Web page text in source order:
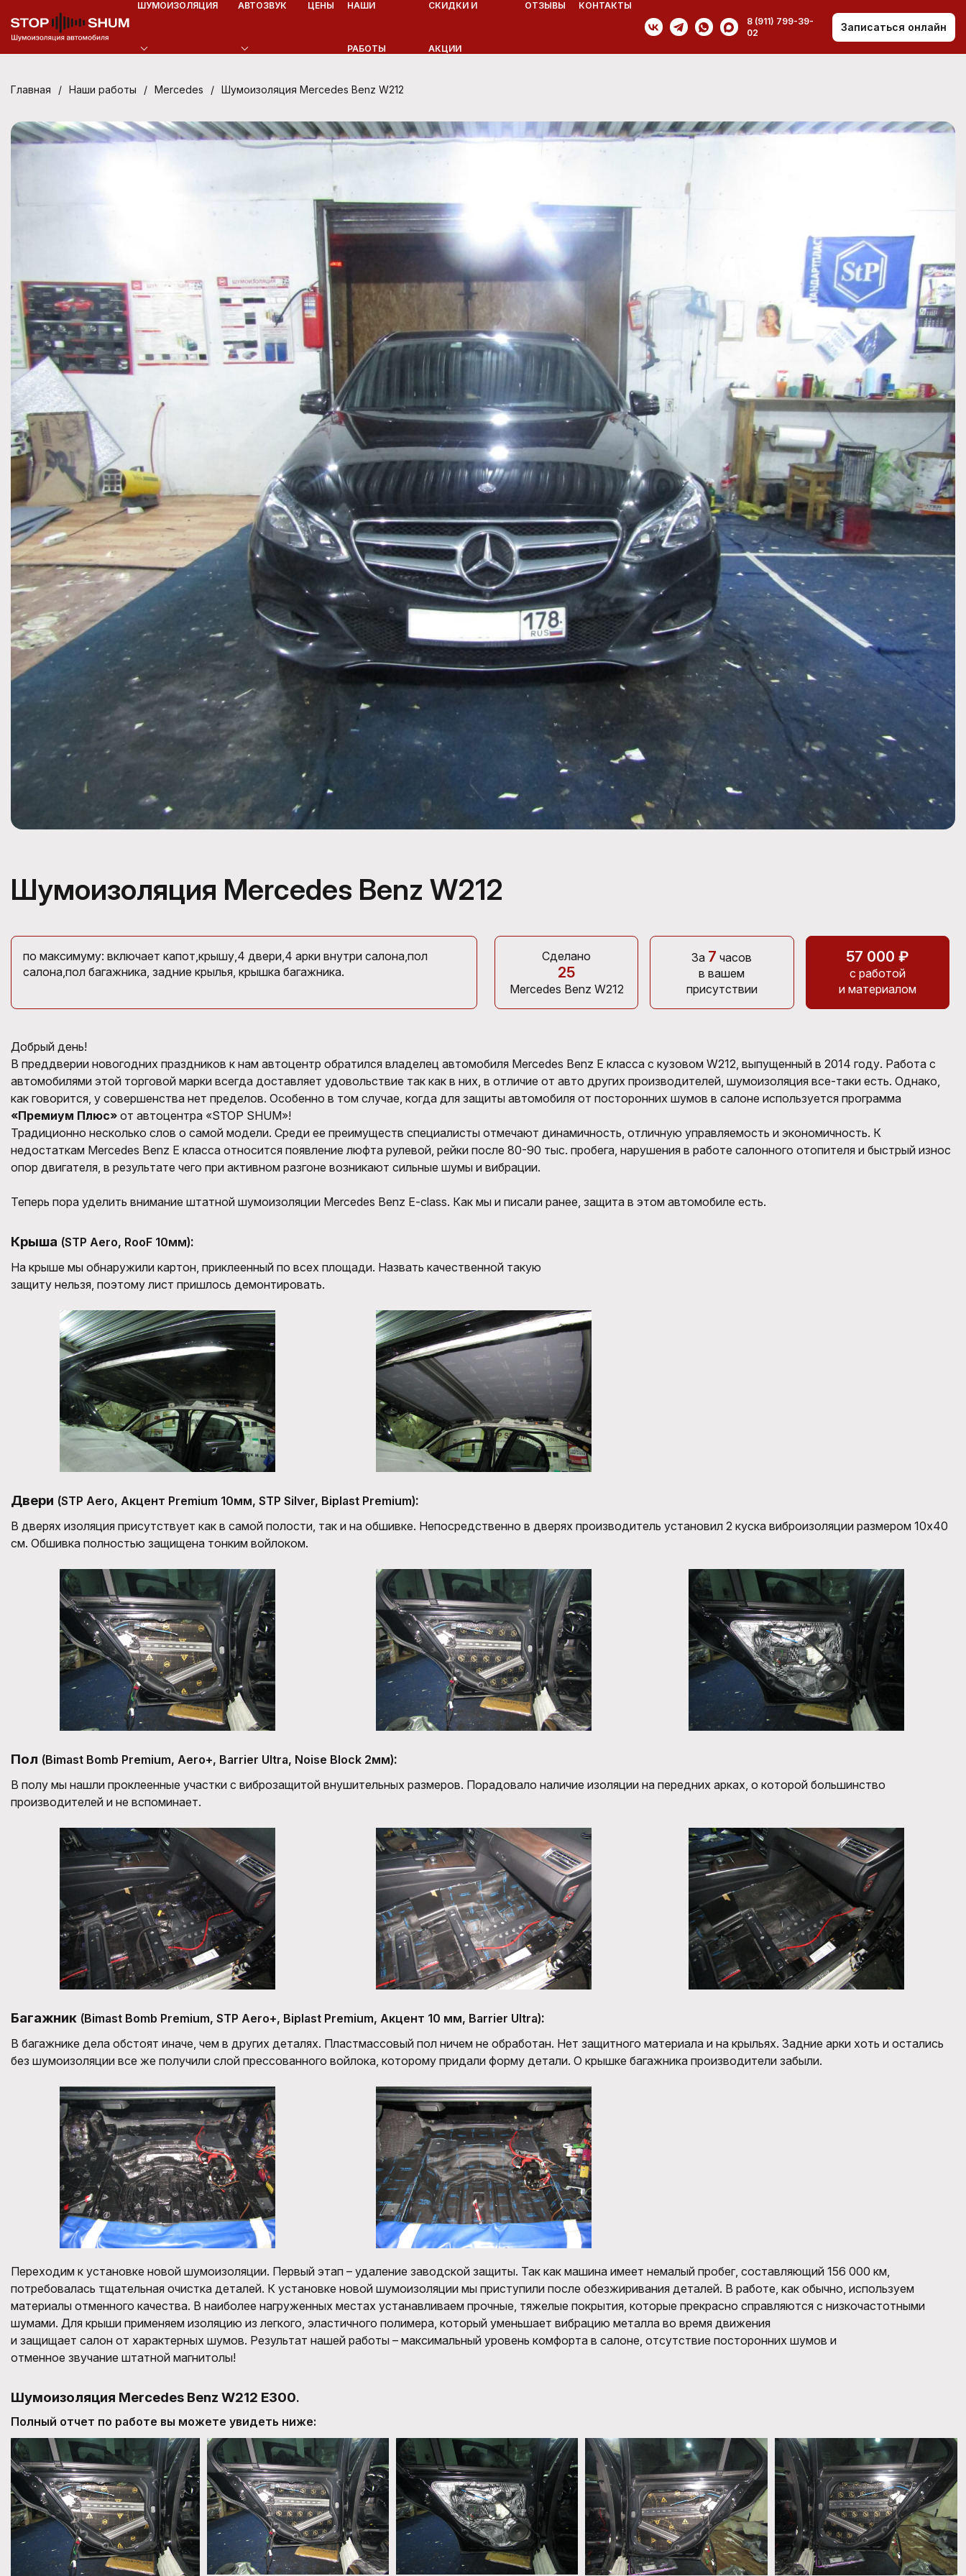
ШУМОИЗОЛЯЦИЯ АВТОЗВУК ЦЕНЫ НАШИ
РАБОТЫ
СКИДКИ И
АКЦИИ
ОТЗЫВЫ
КОНТАКТЫ
8 (911) 799-39-
02
Записаться онлайн
Главная / Наши работы / Mercedes / Шумоизоляция Mercedes Benz W212
Шумоизоляция Mercedes Benz W212
по максимуму: включает капот,крышу,4 двери,4 арки внутри салона,пол
салона,пол багажника, задние крылья, крышка багажника.
Сделано
25
Mercedes Benz W212
За 7 часов
в вашем
присутствии
57 000 ₽
с работой
и материалом
Добрый день!
В преддверии новогодних праздников к нам автоцентр обратился владелец автомобиля Mercedes Benz E класса с кузовом W212, выпущенный в 2014 году. Работа с
автомобилями этой торговой марки всегда доставляет удовольствие так как в них, в отличие от авто других производителей, шумоизоляция все-таки есть. Однако,
как говорится, у совершенства нет пределов. Особенно в том случае, когда для защиты автомобиля от посторонних шумов в салоне используется программа
«Премиум Плюс» от автоцентра «STOP SHUM»!
Традиционно несколько слов о самой модели. Среди ее преимуществ специалисты отмечают динамичность, отличную управляемость и экономичность. К
недостаткам Mercedes Benz E класса относится появление люфта рулевой, рейки после 80-90 тыс. пробега, нарушения в работе салонного отопителя и быстрый износ
опор двигателя, в результате чего при активном разгоне возникают сильные шумы и вибрации.
Теперь пора уделить внимание штатной шумоизоляции Mercedes Benz E-class. Как мы и писали ранее, защита в этом автомобиле есть.
Крыша (STP Aero, RooF 10мм):
На крыше мы обнаружили картон, приклеенный по всех площади. Назвать качественной такую
защиту нельзя, поэтому лист пришлось демонтировать.
Двери (STP Aero, Акцент Premium 10мм, STP Silver, Biplast Premium):
В дверях изоляция присутствует как в самой полости, так и на обшивке. Непосредственно в дверях производитель установил 2 куска виброизоляции размером 10х40
см. Обшивка полностью защищена тонким войлоком.
Пол (Bimast Bomb Premium, Aero+, Barrier Ultra, Noise Block 2мм):
В полу мы нашли проклеенные участки с виброзащитой внушительных размеров. Порадовало наличие изоляции на передних арках, о которой большинство
производителей и не вспоминает.
Багажник (Bimast Bomb Premium, STP Aero+, Biplast Premium, Акцент 10 мм, Barrier Ultra):
В багажнике дела обстоят иначе, чем в других деталях. Пластмассовый пол ничем не обработан. Нет защитного материала и на крыльях. Задние арки хоть и остались
без шумоизоляции все же получили слой прессованного войлока, которому придали форму детали. О крышке багажника производители забыли.
Переходим к установке новой шумоизоляции. Первый этап – удаление заводской защиты. Так как машина имеет немалый пробег, составляющий 156 000 км,
потребовалась тщательная очистка деталей. К установке новой шумоизоляции мы приступили после обезжиривания деталей. В работе, как обычно, используем
материалы отменного качества. В наиболее нагруженных местах устанавливаем прочные, тяжелые покрытия, которые прекрасно справляются с низкочастотными
шумами. Для крыши применяем изоляцию из легкого, эластичного полимера, который уменьшает вибрацию металла во время движения
и защищает салон от характерных шумов. Результат нашей работы – максимальный уровень комфорта в салоне, отсутствие посторонних шумов и
отменное звучание штатной магнитолы!
Шумоизоляция Mercedes Benz W212 E300.
Полный отчет по работе вы можете увидеть ниже: